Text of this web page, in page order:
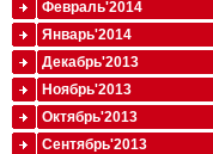
Февраль'2014
Январь'2014
Декабрь'2013
Ноябрь'2013
Октябрь'2013
Сентябрь'2013